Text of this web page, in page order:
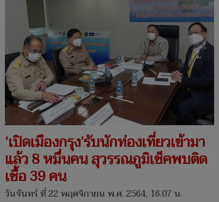
‘เปิดเมืองกรุง’รับนักท่องเที่ยวเข้ามา
แล้ว 8 หมื่นคน สุวรรณภูมิเช็คพบติด
เชื้อ 39 คน
วันจันทร์ ที่ 22 พฤศจิกายน พ.ศ. 2564, 16.07 น.